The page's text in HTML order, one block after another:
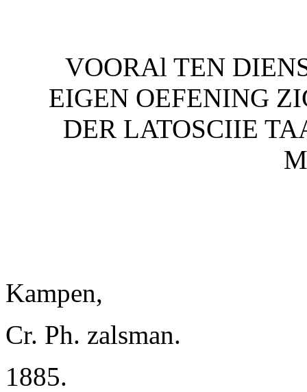
VOORAl TEN
EIGEN OEFENING
DER LATOSCIIE
Kampen,
Cr. Ph. zalsman.
1885.